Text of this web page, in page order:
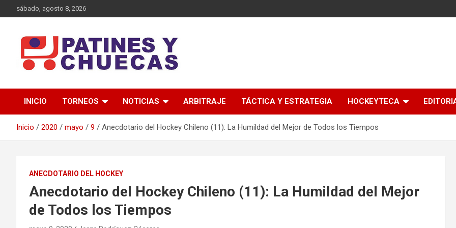
al
sábado, agosto 8, 2026
Patines y Chuecas
INICIO TORNEOS NOTICIAS ARBITRAJE TÁCTICA Y ESTRATEGIA HOCKEYTECA
Inicio 2020 mayo 9 Anecdotario del Hockey Chileno (11): La Humildad del Mejor de Todos los Tiempos
ANECDOTARIO DEL HOCKEY
Anecdotario del Hockey Chileno (11): La Humildad del Mejor
de Todos los Tiempos